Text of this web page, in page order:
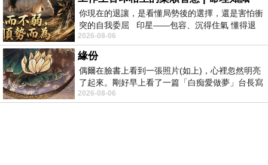
你現在的退讓，是看懂局勢後的選擇，還是害怕衝
突的自我委屈 印星——包容、沉得住氣 懂得退
一步觀察，不會
2026-08-06
緣份
偶爾在臉書上看到一張照片(如上)，心裡忽然明亮
了起來。剛好早上看了一篇「白痴愛做夢」台長寫
的貼文，在回顧年輕時瘋狂愛上
2026-08-06